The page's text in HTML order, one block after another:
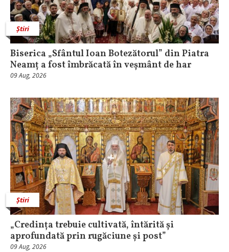
Știri
Biserica „Sfântul Ioan Botezătorul” din Piatra
Neamț a fost îmbrăcată în veșmânt de har
09 Aug, 2026
Știri
„Credința trebuie cultivată, întărită și
aprofundată prin rugăciune și post”
09 Aug, 2026